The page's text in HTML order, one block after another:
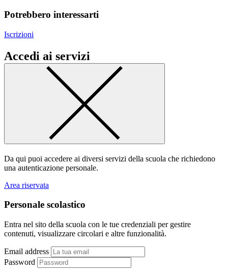
Potrebbero interessarti
Iscrizioni
Accedi ai servizi
Da qui puoi accedere ai diversi servizi della scuola che richiedono
una autenticazione personale.
Area riservata
Personale scolastico
Entra nel sito della scuola con le tue credenziali per gestire
contenuti, visualizzare circolari e altre funzionalità.
Email address
Password